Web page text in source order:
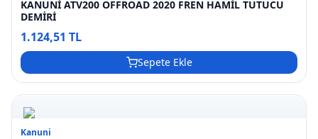
KANUNİ ATV200 OFFROAD 2020 FREN HAMİL TUTUCU
DEMİRİ
1.124,51 TL
Sepete Ekle
Kanuni